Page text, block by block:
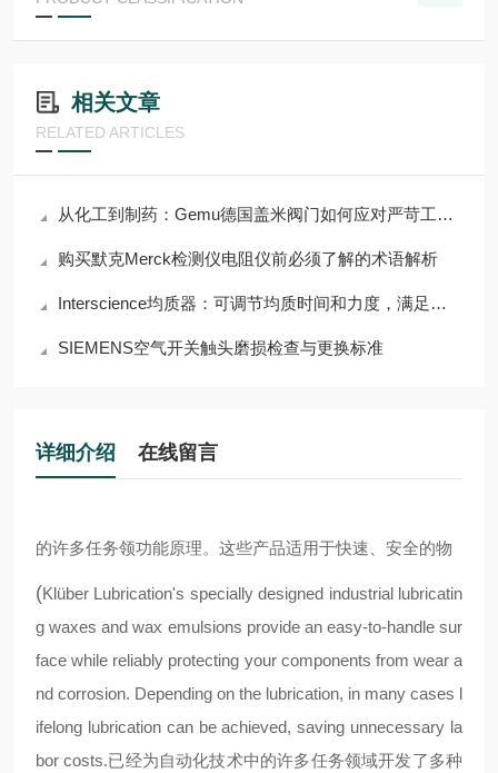
相关文章
RELATED ARTICLES
从化工到制药：Gemu德国盖米阀门如何应对严苛工况挑战？
购买默克Merck检测仪电阻仪前必须了解的术语解析
Interscience均质器：可调节均质时间和力度，满足多样需求
SIEMENS空气开关触头磨损检查与更换标准
详细介绍 在线留言
的许多任务领功能原理。这些产品适用于快速、安全的物
(Klüber Lubrication's specially designed industrial lubricatin
g waxes and wax emulsions provide an easy-to-handle sur
face while reliably protecting your components from wear a
nd corrosion. Depending on the lubrication, in many cases l
ifelong lubrication can be achieved, saving unnecessary la
bor costs.已经为自动化技术中的许多任务领域开发了多种